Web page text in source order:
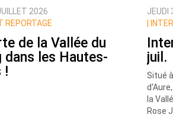
moi de tous les nouveaux commentaires
2026
REPORTAGE
de la Vallée du
dans les Hautes-
!
JEUDI
juil.
Situé
la
Rose